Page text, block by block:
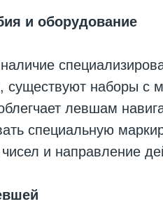
и оборудование
наборы с
левшам
специальную
и направление